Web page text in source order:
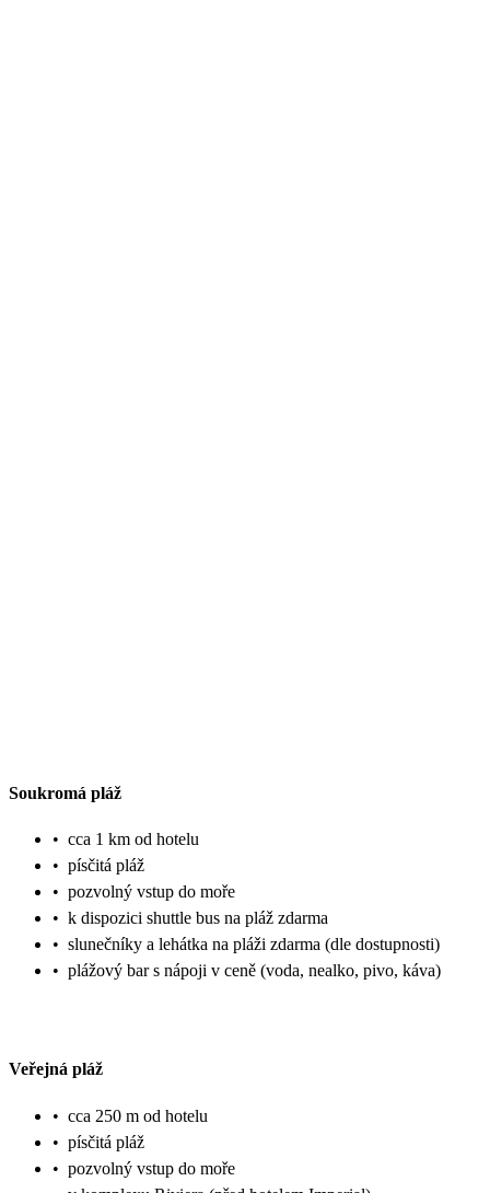
Soukromá pláž
• cca 1 km od hotelu
• písčitá pláž
• pozvolný vstup do moře
• k dispozici shuttle bus na pláž zdarma
• slunečníky a lehátka na pláži zdarma (dle dostupnosti)
• plážový bar s nápoji v ceně (voda, nealko, pivo, káva)
Veřejná pláž
• cca 250 m od hotelu
• písčitá pláž
• pozvolný vstup do moře